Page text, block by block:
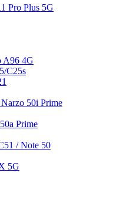
Pro Plus 5G
A96 4G
C25s
50i Prime
Prime
/ Note 50
5G